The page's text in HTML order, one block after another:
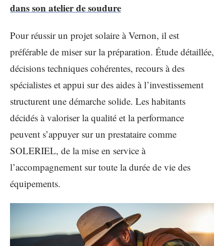
dans son atelier de soudure
Pour réussir un projet solaire à Vernon, il est
préférable de miser sur la préparation. Étude détaillée,
décisions techniques cohérentes, recours à des
spécialistes et appui sur des aides à l’investissement
structurent une démarche solide. Les habitants
décidés à valoriser la qualité et la performance
peuvent s’appuyer sur un prestataire comme
SOLERIEL, de la mise en service à
l’accompagnement sur toute la durée de vie des
équipements.